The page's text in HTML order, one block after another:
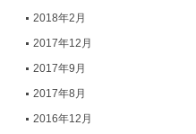
2018年2月
2017年12月
2017年9月
2017年8月
2016年12月